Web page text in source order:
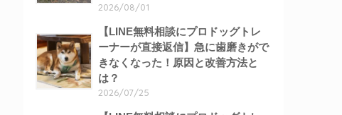
2026/08/01
【LINE無料相談にプロドッグトレ
ーナーが直接返信】急に歯磨きがで
きなくなった！原因と改善方法と
は？
2026/07/25